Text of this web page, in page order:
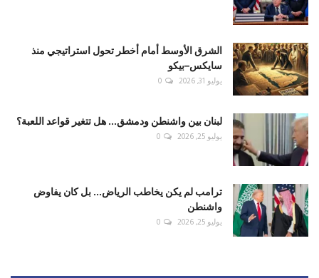
الشرق الأوسط أمام أخطر تحول استراتيجي منذ
سايكس–بيكو
يوليو 31, 2026 0
لبنان بين واشنطن ودمشق... هل تتغير قواعد اللعبة؟
يوليو 25, 2026 0
ترامب لم يكن يخاطب الرياض... بل كان يفاوض
واشنطن
يوليو 25, 2026 0